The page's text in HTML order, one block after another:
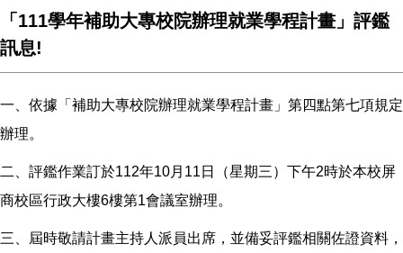
「111學年補助大專校院辦理就業學程計畫」評鑑
訊息!
一、依據「補助大專校院辦理就業學程計畫」第四點第七項規定
辦理。
二、評鑑作業訂於112年10月11日（星期三）下午2時於本校屏
商校區行政大樓6樓第1會議室辦理。
三、屆時敬請計畫主持人派員出席，並備妥評鑑相關佐證資料，